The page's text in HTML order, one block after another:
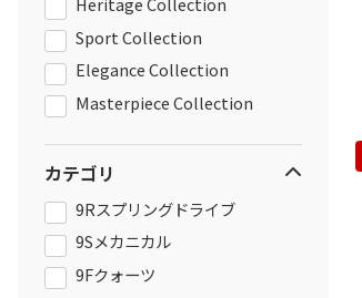
Sport Collection
Elegance Collection
Masterpiece Collection
カテゴリ
9Rスプリングドライブ
9Sメカニカル
9Fクォーツ